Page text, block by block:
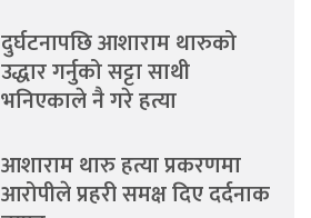
दुर्घटनापछि आशाराम थारुको
उद्धार गर्नुको सट्टा साथी
भनिएकाले नै गरे हत्या
आशाराम थारु हत्या प्रकरणमा
आरोपीले प्रहरी समक्ष दिए दर्दनाक